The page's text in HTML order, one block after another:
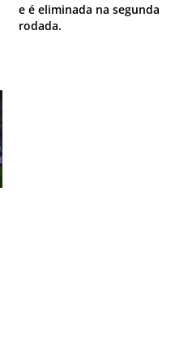
e é eliminada na segunda
rodada.